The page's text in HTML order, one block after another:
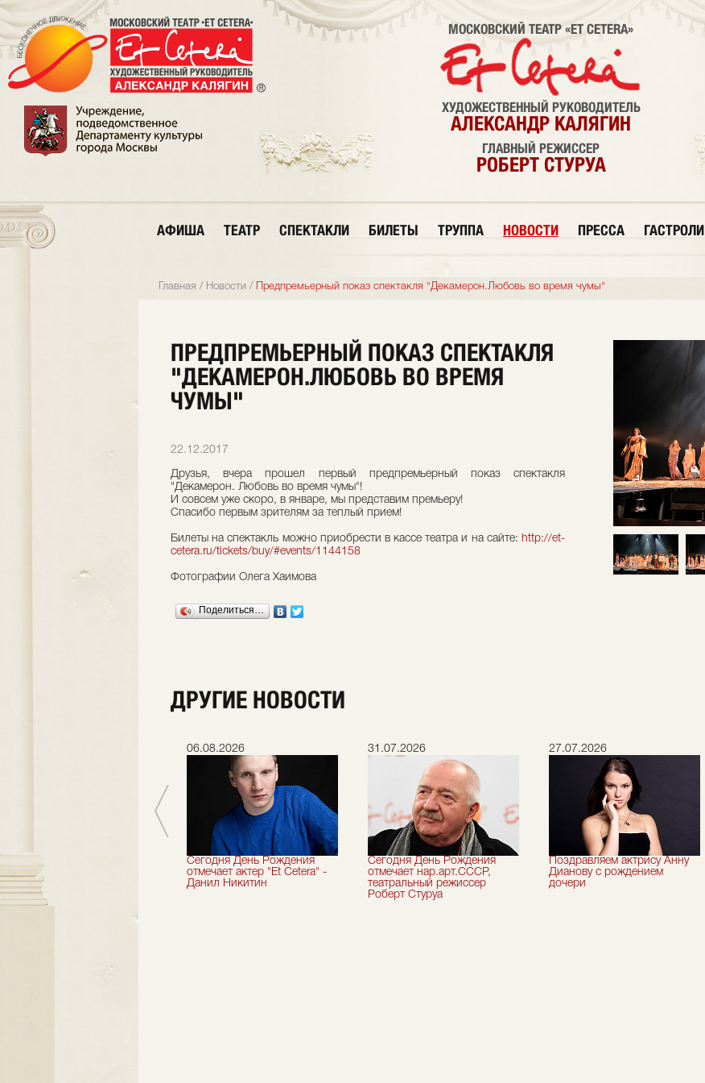
МОСКОВСКИЙ ТЕАТР «ET CETERA»
ХУДОЖЕСТВЕННЫЙ РУКОВОДИТЕЛЬ
АЛЕКСАНДР КАЛЯГИН
ГЛАВНЫЙ РЕЖИССЕР
РОБЕРТ СТУРУА
АФИША ТЕАТР СПЕКТАКЛИ БИЛЕТЫ ТРУППА НОВОСТИ ПРЕССА ГАСТРОЛИ
Главная / Новости / Предпремьерный показ спектакля "Декамерон.Любовь во время чумы"
ПРЕДПРЕМЬЕРНЫЙ ПОКАЗ СПЕКТАКЛЯ
"ДЕКАМЕРОН.ЛЮБОВЬ ВО ВРЕМЯ
ЧУМЫ"
22.12.2017
Друзья, вчера прошел первый предпремьерный показ спектакля
"Декамерон. Любовь во время чумы"!
И совсем уже скоро, в январе, мы представим премьеру!
Спасибо первым зрителям за теплый прием!
Билеты на спектакль можно приобрести в кассе театра и на сайте: http://et-
cetera.ru/tickets/buy/#events/1144158
Фотографии Олега Хаимова
Поделиться…
ДРУГИЕ НОВОСТИ
театральный сезон!
06.08.2026
Сегодня День Рождения
отмечает актер "Et Cetera" -
Данил Никитин
31.07.2026
Сегодня День Рождения
отмечает нар.арт.СССР,
театральный режиссер
Роберт Стуруа
27.07.2026
Поздравляем актрису Анну
Дианову с рождением
дочери